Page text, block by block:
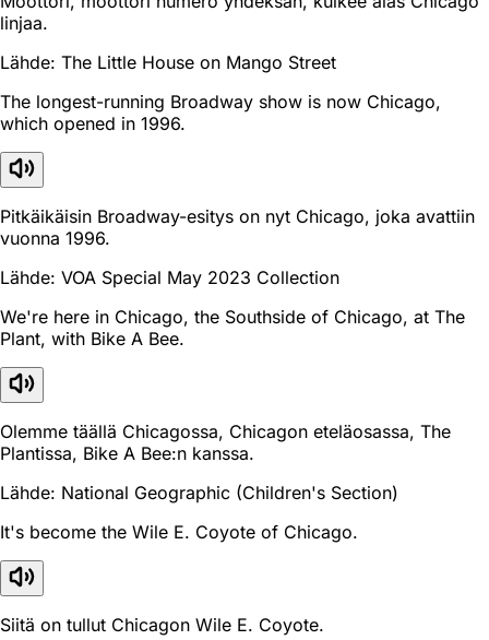
linjaa.
Lähde: The Little House on Mango Street
The longest-running Broadway show is now Chicago,
which opened in 1996.
Pitkäikäisin Broadway-esitys on nyt Chicago, joka avattiin
vuonna 1996.
Lähde: VOA Special May 2023 Collection
We're here in Chicago, the Southside of Chicago, at The
Plant, with Bike A Bee.
Olemme täällä Chicagossa, Chicagon eteläosassa, The
Plantissa, Bike A Bee:n kanssa.
Lähde: National Geographic (Children's Section)
It's become the Wile E. Coyote of Chicago.
Siitä on tullut Chicagon Wile E. Coyote.